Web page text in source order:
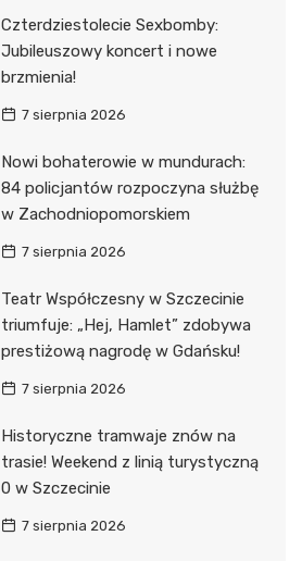
Czterdziestolecie Sexbomby:
Jubileuszowy koncert i nowe
brzmienia!
7 sierpnia 2026
Nowi bohaterowie w mundurach:
84 policjantów rozpoczyna służbę
w Zachodniopomorskiem
7 sierpnia 2026
Teatr Współczesny w Szczecinie
triumfuje: „Hej, Hamlet” zdobywa
prestiżową nagrodę w Gdańsku!
7 sierpnia 2026
Historyczne tramwaje znów na
trasie! Weekend z linią turystyczną
0 w Szczecinie
7 sierpnia 2026